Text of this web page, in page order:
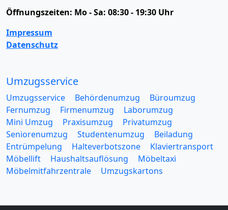
Öffnungszeiten: Mo - Sa: 08:30 - 19:30 Uhr
Impressum
Datenschutz
Umzugsservice
Umzugsservice Behördenumzug
Büroumzug
Fernumzug
Firmenumzug
Laborumzug
Mini Umzug
Praxisumzug
Privatumzug
Seniorenumzug
Studentenumzug
Beiladung
Entrümpelung
Halteverbotszone
Klaviertransport
Möbellift
Haushaltsauflösung
Möbeltaxi
Möbelmitfahrzentrale
Umzugskartons